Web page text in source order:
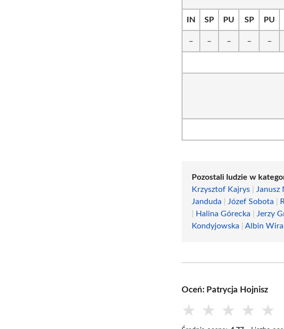
IN SP PU SP PU
– – – – –
Pozostali ludzie w
Krzysztof Kajrys
Janusz
Janduda
Józef Sobota
Halina Górecka Jerzy
Kondyjowska
Albin Wira
Oceń: Patrycja Hojnisz
★ ★ ★ ★ ★